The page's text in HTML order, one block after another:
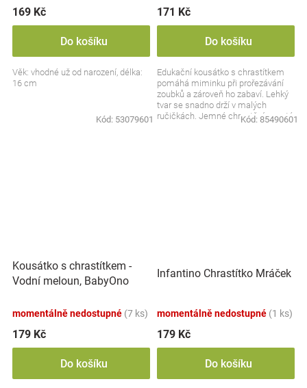
169 Kč
Do košíku
Věk: vhodné už od narození, délka:
16 cm
Kód: 53079601
171 Kč
Do košíku
Edukační kousátko s chrastítkem
pomáhá miminku při prořezávání
zoubků a zároveň ho zabaví. Lehký
tvar se snadno drží v malých
ručičkách. Jemné chrastění upoutá
Kód: 85490601
Kousátko s chrastítkem -
Vodní meloun, BabyOno
momentálně nedostupné (7 ks)
179 Kč
Do košíku
Infantino Chrastítko Mráček
momentálně nedostupné (1 ks)
179 Kč
Do košíku